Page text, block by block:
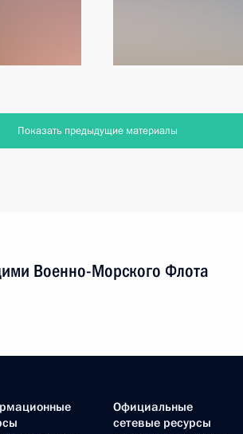
Показать предыдущие материалы
Военно-Морского Флота
Официальные
сетевые ресурсы